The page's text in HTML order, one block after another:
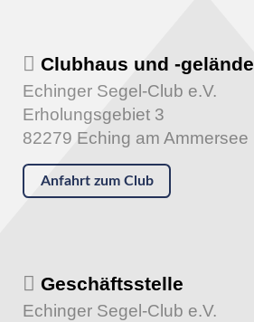
Clubhaus und -gelände
Echinger Segel-Club e.V.
Erholungsgebiet 3
82279 Eching am Ammersee
Anfahrt zum Club
Geschäftsstelle
Echinger Segel-Club e.V.